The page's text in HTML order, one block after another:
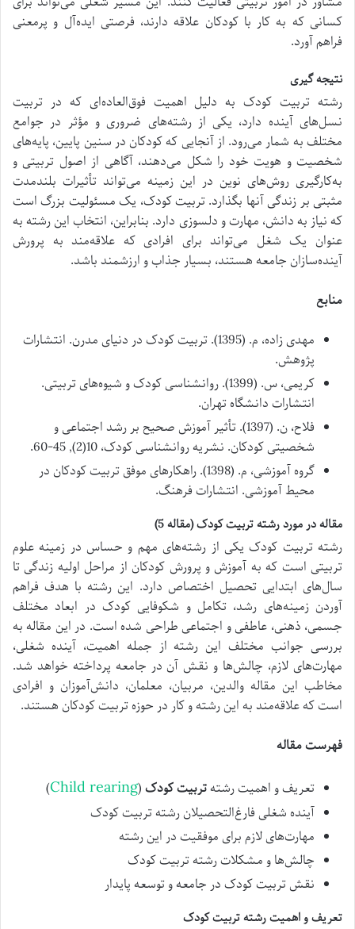
کسانی که به کار با کودکان علاقه دارند، فرصتی ایده‌آل و پرمعنی
فراهم آورد.
نتیجه گیری
رشته تربیت کودک به دلیل اهمیت فوق‌العاده‌ای که در تربیت
نسل‌های آینده دارد، یکی از رشته‌های ضروری و مؤثر در جوامع
مختلف به شمار می‌رود. از آنجایی که کودکان در سنین پایین، پایه‌های
شخصیت و هویت خود را شکل می‌دهند، آگاهی از اصول تربیتی و
به‌کارگیری روش‌های نوین در این زمینه می‌تواند تأثیرات بلندمدت
مثبتی بر زندگی آنها بگذارد. تربیت کودک، یک مسئولیت بزرگ است
که نیاز به دانش، مهارت و دلسوزی دارد. بنابراین، انتخاب این رشته به
عنوان یک شغل می‌تواند برای افرادی که علاقه‌مند به پرورش
آینده‌سازان جامعه هستند، بسیار جذاب و ارزشمند باشد.
منابع
مهدی زاده، م. (1395). تربیت کودک در دنیای مدرن. انتشارات
پژوهش.
کریمی، س. (1399). روانشناسی کودک و شیوه‌های تربیتی.
انتشارات دانشگاه تهران.
فلاح، ن. (1397). تأثیر آموزش صحیح بر رشد اجتماعی و
شخصیتی کودکان. نشریه روانشناسی کودک، 10(2), 45-60.
گروه آموزشی، م. (1398). راهکارهای موفق تربیت کودکان در
محیط آموزشی. انتشارات فرهنگ.
مقاله در مورد رشته تربیت کودک (مقاله 5)
رشته تربیت کودک یکی از رشته‌های مهم و حساس در زمینه علوم
تربیتی است که به آموزش و پرورش کودکان از مراحل اولیه زندگی تا
سال‌های ابتدایی تحصیل اختصاص دارد. این رشته با هدف فراهم
آوردن زمینه‌های رشد، تکامل و شکوفایی کودک در ابعاد مختلف
جسمی، ذهنی، عاطفی و اجتماعی طراحی شده است. در این مقاله به
بررسی جوانب مختلف این رشته از جمله اهمیت، آینده شغلی،
مهارت‌های لازم، چالش‌ها و نقش آن در جامعه پرداخته خواهد شد.
مخاطب این مقاله والدین، مربیان، معلمان، دانش‌آموزان و افرادی
است که علاقه‌مند به این رشته و کار در حوزه تربیت کودکان هستند.
فهرست مقاله
تعریف و اهمیت رشتهتربیت کودک(
Child rearing
)
آینده شغلی فارغ‌التحصیلان رشته تربیت کودک
مهارت‌های لازم برای موفقیت در این رشته
چالش‌ها و مشکلات رشته تربیت کودک
نقش تربیت کودک در جامعه و توسعه پایدار
تعریف و اهمیت رشته تربیت کودک